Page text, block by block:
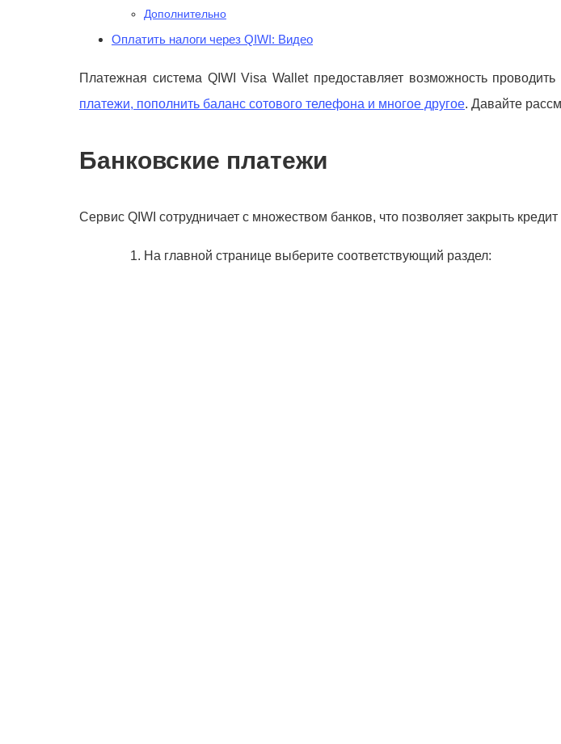
Дополнительно
Оплатить налоги через QIWI: Видео
Платежная система QIWI Visa Wallet предоставляет возможность
платежи, пополнить баланс сотового телефона и многое другое. Давайте
Банковские платежи
Сервис QIWI сотрудничает с множеством банков, что позволяет закрыть
На главной странице выберите соответствующий раздел: